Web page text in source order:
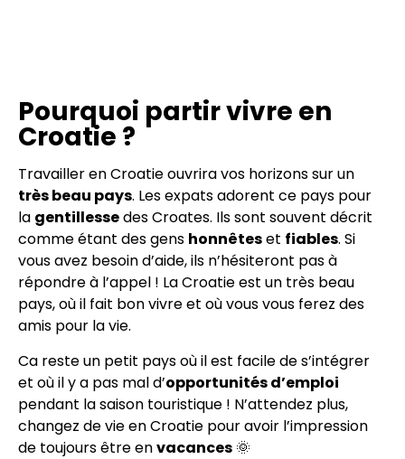
Pourquoi partir vivre en
Croatie ?
Travailler en Croatie ouvrira vos horizons sur un
très beau pays. Les expats adorent ce pays pour
la gentillessedes Croates. Ils sont souvent décrit
comme étant des gens honnêteset fiables. Si
vous avez besoin d’aide, ils n’hésiteront pas à
répondre à l’appel ! La Croatie est un très beau
pays, où il fait bon vivre et où vous vous ferez des
amis pour la vie.
Ca reste un petit pays où il est facile de s’intégrer
et où il y a pas mal d’opportunités d’emploi
pendant la saison touristique ! N’attendez plus,
changez de vie en Croatie pour avoir l’impression
de toujours être envacances 🌞